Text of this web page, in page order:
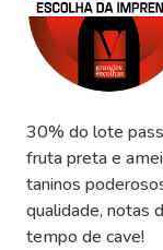
30% do lote
fruta preta e
taninos
qualidade, notas
tempo de cave!